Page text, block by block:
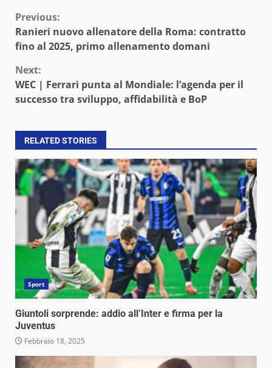
Continue
Reading
Previous:
Ranieri nuovo allenatore della Roma: contratto
fino al 2025, primo allenamento domani
Next:
WEC | Ferrari punta al Mondiale: l’agenda per il
successo tra sviluppo, affidabilità e BoP
RELATED STORIES
Sport
Giuntoli sorprende: addio all’Inter e firma per la
Juventus
Febbraio 18, 2025